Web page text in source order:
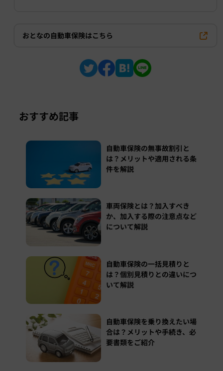
おとなの自動車保険はこちら
おすすめ記事
自動車保険の無事故割引と
は？メリットや適用される条
件を解説
車両保険とは？加入すべき
か、加入する際の注意点など
について解説
自動車保険の一括見積りと
は？個別見積りとの違いにつ
いて解説
自動車保険を乗り換えたい場
合は？メリットや手続き、必
要書類をご紹介